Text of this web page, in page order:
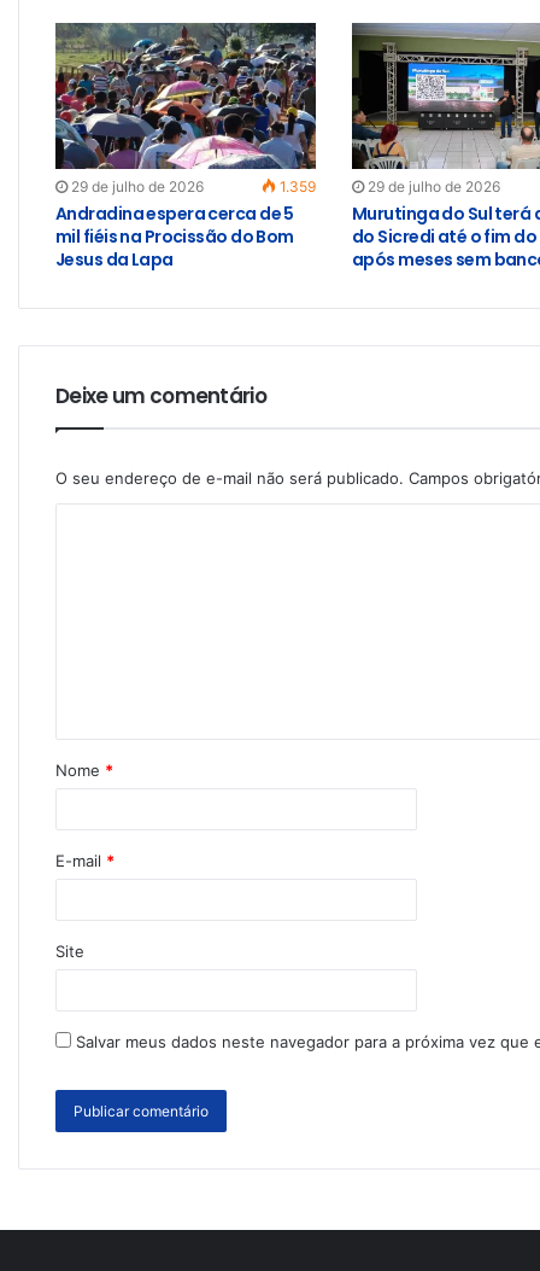
29 de julho de 2026 1.359
Andradina espera cerca de 5
mil fiéis na Procissão do Bom
Jesus da Lapa
29 de julho de 2026
Murutinga do Sul terá
do Sicredi até o fim
após meses sem
Deixe um comentário
O seu endereço de e-mail não será publicado. Campos
Nome *
E-mail *
Site
Salvar meus dados neste navegador para a próxima vez que